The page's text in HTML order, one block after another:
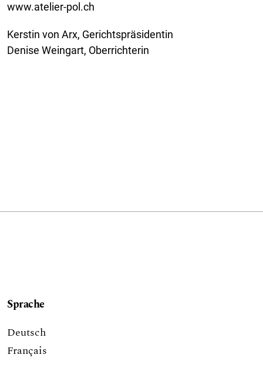
www.atelier-pol.ch
Kerstin von Arx, Gerichtspräsidentin
Denise Weingart, Oberrichterin
Sprache
Deutsch
Français